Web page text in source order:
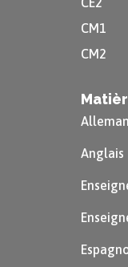
CM1
CM2
Anglais